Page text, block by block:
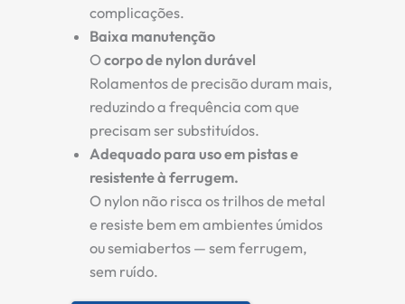
complicações.
Baixa manutenção
Ocorpo de nylon durável
Rolamentos de precisão duram mais,
reduzindo a frequência com que
precisam ser substituídos.
Adequado para uso em pistas e
resistente à ferrugem.
O nylon não risca os trilhos de metal
e resiste bem em ambientes úmidos
ou semiabertos — sem ferrugem,
sem ruído.